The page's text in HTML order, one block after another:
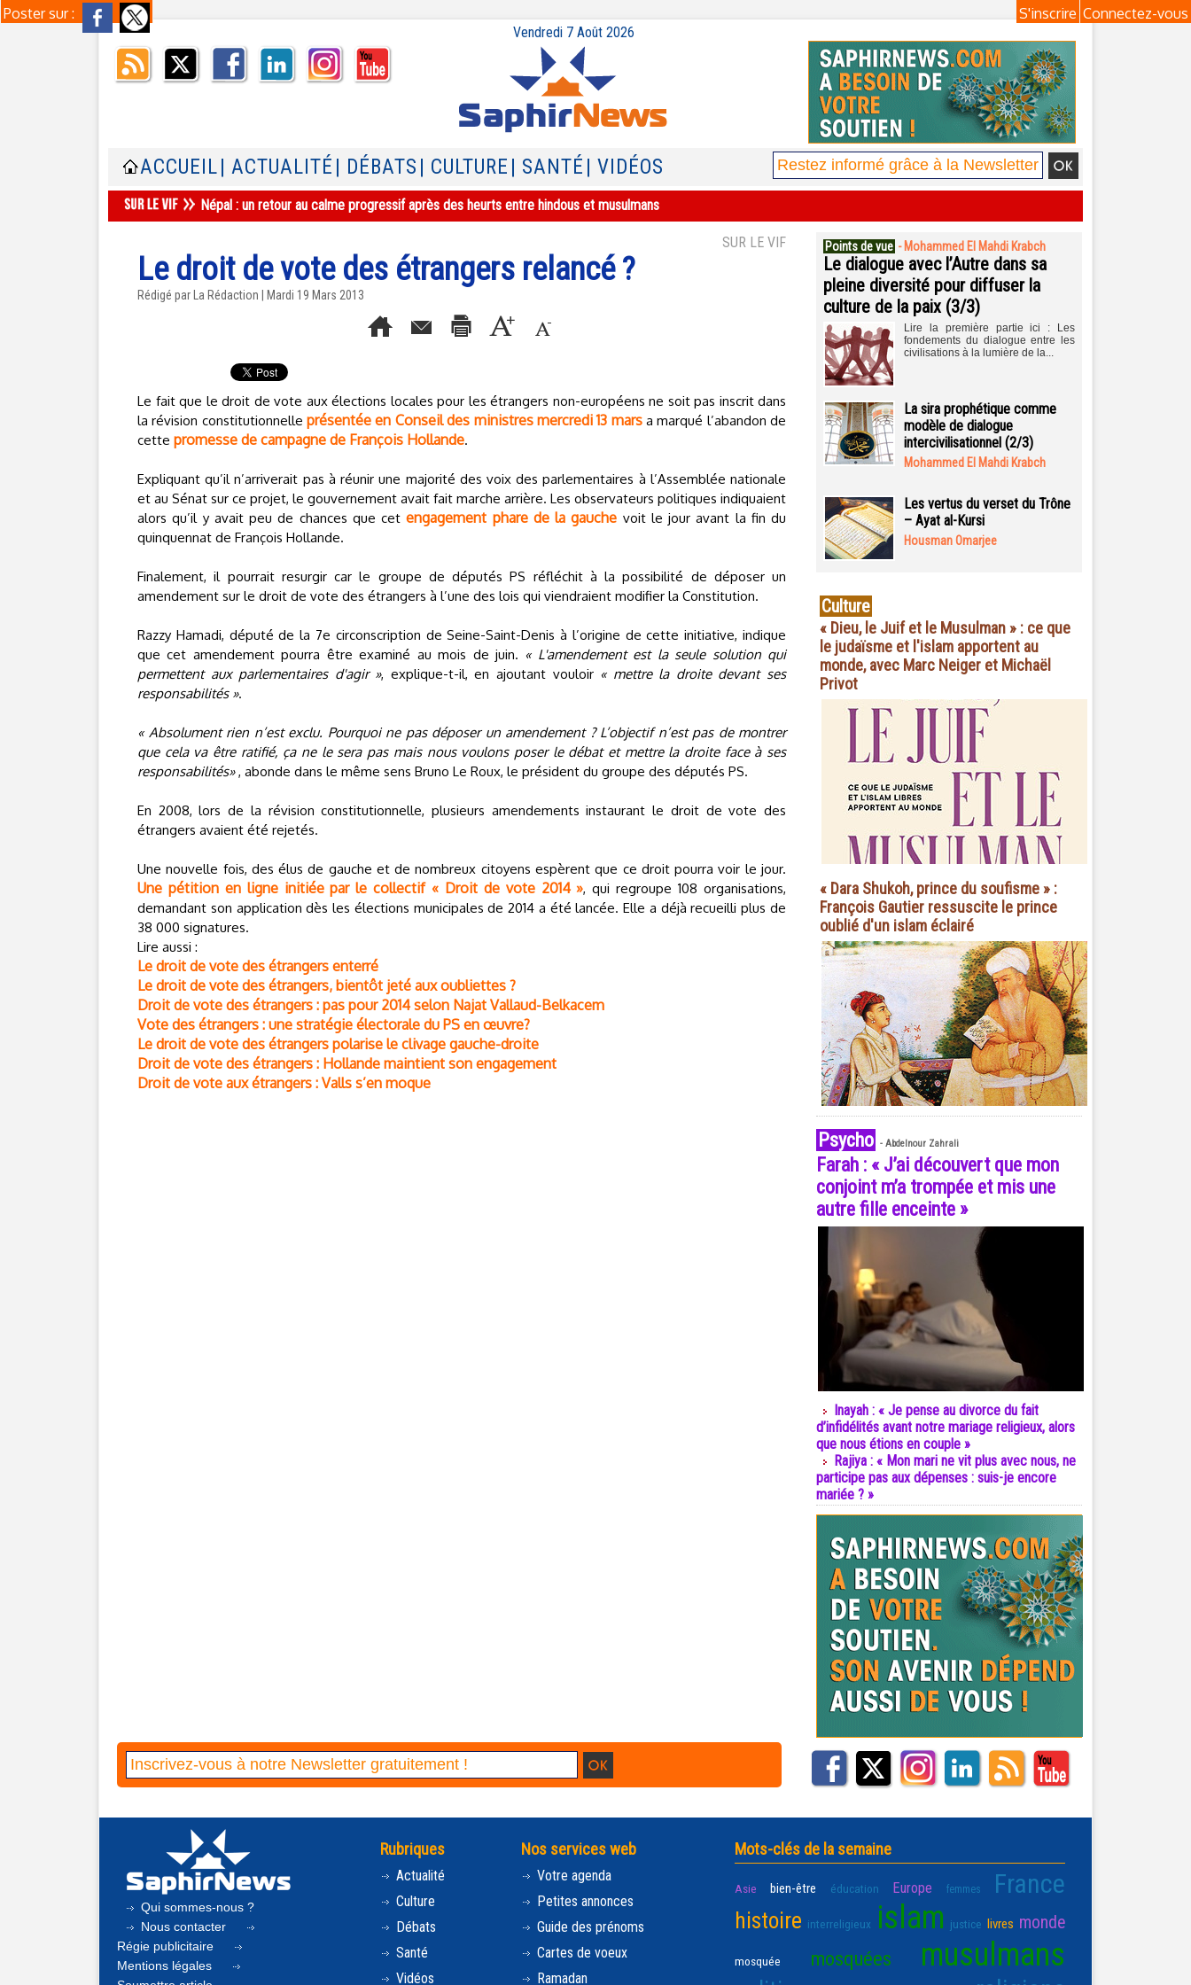
Poster sur : Connectez-vous
S'inscrire
Vendredi 7 Août 2026
ACCUEIL | ACTUALITÉ | DÉBATS | CULTURE | SANTÉ | VIDÉOS
Népal : un retour au calme progressif après des heurts entre hindous et musulmans
SUR LE VIF
Le droit de vote des étrangers relancé ?
Rédigé par La Rédaction | Mardi 19 Mars 2013
Le fait que le droit de vote aux élections locales pour les étrangers non-européens ne soit pas inscrit dans
la révision constitutionnelleprésentée en Conseil des ministres mercredi 13 marsa marqué l’abandon de
cette promesse de campagne de François Hollande.
Expliquant qu’il n’arriverait pas à réunir une majorité des voix des parlementaires à l’Assemblée nationale
et au Sénat sur ce projet, le gouvernement avait fait marche arrière. Les observateurs politiques indiquaient
alors qu’il y avait peu de chances que cetengagement phare de la gauche voit le jour avant la fin du
quinquennat de François Hollande.
Finalement, il pourrait resurgir car le groupe de députés PS réfléchit à la possibilité de déposer un
amendement sur le droit de vote des étrangers à l’une des lois qui viendraient modifier la Constitution.
Razzy Hamadi, député de la 7e circonscription de Seine-Saint-Denis à l’origine de cette initiative, indique
que cet amendement pourra être examiné au mois de juin. « L'amendement est la seule solution qui
permettent aux parlementaires d'agir », explique-t-il, en ajoutant vouloir « mettre la droite devant ses
responsabilités ».
« Absolument rien n’est exclu. Pourquoi ne pas déposer un amendement ? L’objectif n’est pas de montrer
que cela va être ratifié, ça ne le sera pas mais nous voulons poser le débat et mettre la droite face à ses
responsabilités», abonde dans le même sens Bruno Le Roux, le président du groupe des députés PS.
En 2008, lors de la révision constitutionnelle, plusieurs amendements instaurant le droit de vote des
étrangers avaient été rejetés.
Une nouvelle fois, des élus de gauche et de nombreux citoyens espèrent que ce droit pourra voir le jour.
Une pétition en ligne initiée par le collectif « Droit de vote 2014 », qui regroupe 108 organisations,
demandant son application dès les élections municipales de 2014 a été lancée. Elle a déjà recueilli plus de
38 000 signatures.
Lire aussi :
Le droit de vote des étrangers enterré
Le droit de vote des étrangers, bientôt jeté aux oubliettes ?
Droit de vote des étrangers : pas pour 2014 selon Najat Vallaud-Belkacem
Vote des étrangers : une stratégie électorale du PS en œuvre?
Le droit de vote des étrangers polarise le clivage gauche-droite
Droit de vote des étrangers : Hollande maintient son engagement
Droit de vote aux étrangers : Valls s’en moque
Points de vue - Mohammed El Mahdi Krabch
Le dialogue avec l’Autre dans sa
pleine diversité pour diffuser la
culture de la paix (3/3)
Lire la première partie ici : Les
fondements du dialogue entre les
civilisations à la lumière de la...
La sira prophétique comme
modèle de dialogue
intercivilisationnel (2/3)
Mohammed El Mahdi Krabch
Les vertus du verset du Trône
– Ayat al-Kursi
Housman Omarjee
Culture
« Dieu, le Juif et le Musulman » : ce que
le judaïsme et l'islam apportent au
monde, avec Marc Neiger et Michaël
Privot
« Dara Shukoh, prince du soufisme » :
François Gautier ressuscite le prince
oublié d'un islam éclairé
Psycho - Abdelnour Zahrali
Farah : « J’ai découvert que mon
conjoint m’a trompée et mis une
autre fille enceinte »
Inayah : « Je pense au divorce du fait
d’infidélités avant notre mariage religieux, alors
que nous étions en couple »
Rajiya : « Mon mari ne vit plus avec nous, ne
participe pas aux dépenses : suis-je encore
mariée ? »
Qui sommes-nous ?
Nous contacter
Régie publicitaire
Mentions légales
Rubriques
Actualité
Culture
Débats
Santé
Vidéos
Nos services web
Votre agenda
Petites annonces
Guide des prénoms
Cartes de voeux
Ramadan
Mots-clés de la semaine
Asie bien-être éducation Europe femmes France
histoire interreligieux islam justice livres monde
mosquée mosquées musulmans